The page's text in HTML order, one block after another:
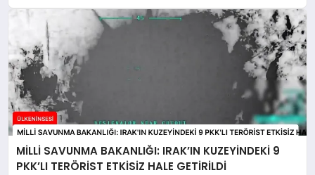
MİLLİ SAVUNMA BAKANLIĞI: IRAK’IN KUZEYİNDEKİ 9
PKK’LI TERÖRİST ETKİSİZ HALE GETİRİLDİ